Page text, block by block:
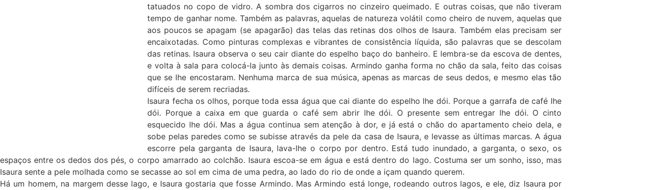
tatuados no copo de vidro. A sombra dos cigarros no cinzeiro queimado. E outras coisas, que não tiveram
tempo de ganhar nome. Também as palavras, aquelas de natureza volátil como cheiro de nuvem, aquelas que
aos poucos se apagam (se apagarão) das telas das retinas dos olhos de Isaura. Também elas precisam ser
encaixotadas. Como pinturas complexas e vibrantes de consistência líquida, são palavras que se descolam
das retinas. Isaura observa o seu cair diante do espelho baço do banheiro. E lembra-se da escova de dentes,
e volta à sala para colocá-la junto às demais coisas. Armindo ganha forma no chão da sala, feito das coisas
que se lhe encostaram. Nenhuma marca de sua música, apenas as marcas de seus dedos, e mesmo elas tão
difíceis de serem recriadas.
Isaura fecha os olhos, porque toda essa água que cai diante do espelho lhe dói. Porque a garrafa de café lhe
dói. Porque a caixa em que guarda o café sem abrir lhe dói. O presente sem entregar lhe dói. O cinto
esquecido lhe dói. Mas a água continua sem atenção à dor, e já está o chão do apartamento cheio dela, e
sobe pelas paredes como se subisse através da pele da casa de Isaura, e levasse as últimas marcas. A água
escorre pela garganta de Isaura, lava-lhe o corpo por dentro. Está tudo inundado, a garganta, o sexo, os
espaços entre os dedos dos pés, o corpo amarrado ao colchão. Isaura escoa-se em água e está dentro do lago. Costuma ser um sonho, isso, mas
Isaura sente a pele molhada como se secasse ao sol em cima de uma pedra, ao lado do rio de onde a içam quando querem.
Há um homem, na margem desse lago, e Isaura gostaria que fosse Armindo. Mas Armindo está longe, rodeando outros lagos, e ele, diz Isaura por